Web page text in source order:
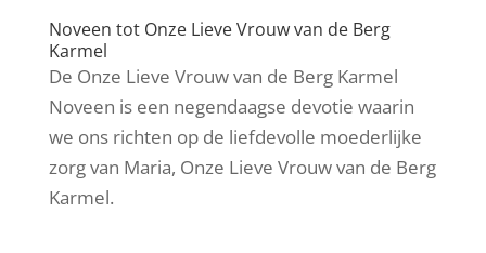
Noveen tot Onze Lieve Vrouw van de Berg
Karmel
De Onze Lieve Vrouw van de Berg Karmel
Noveen is een negendaagse devotie waarin
we ons richten op de liefdevolle moederlijke
zorg van Maria, Onze Lieve Vrouw van de Berg
Karmel.